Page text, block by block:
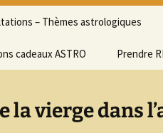
– Thèmes astrologiques
cadeaux ASTRO Prendre
la vierge dans